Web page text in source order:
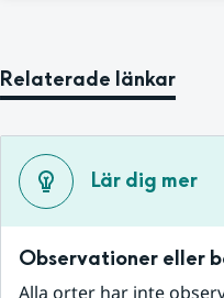
Relaterade länkar
Lär dig mer
Observationer eller
Alla orter har inte